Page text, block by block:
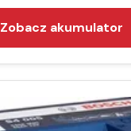
Zobacz akumulator